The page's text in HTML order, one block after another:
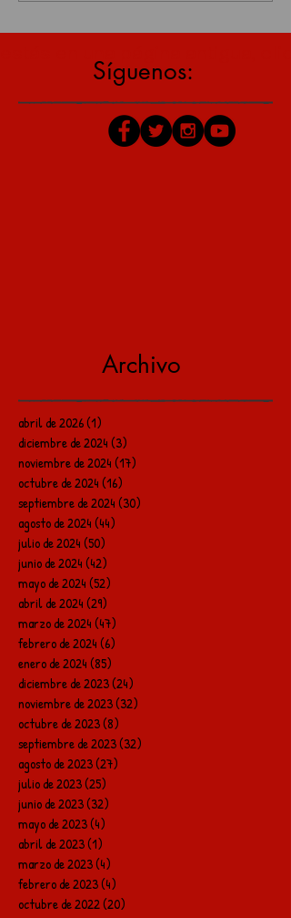
Síguenos:
Archivo
abril de 2026(1)
diciembre de 2024(3)
noviembre de 2024(17)
octubre de 2024(16)
septiembre de 2024(30)
agosto de 2024(44)
julio de 2024(50)
junio de 2024(42)
mayo de 2024(52)
abril de 2024(29)
marzo de 2024(47)
febrero de 2024(6)
enero de 2024(85)
diciembre de 2023(24)
noviembre de 2023(32)
octubre de 2023(8)
septiembre de 2023(32)
agosto de 2023(27)
julio de 2023(25)
junio de 2023(32)
mayo de 2023(4)
abril de 2023(1)
marzo de 2023(4)
febrero de 2023(4)
octubre de 2022(20)